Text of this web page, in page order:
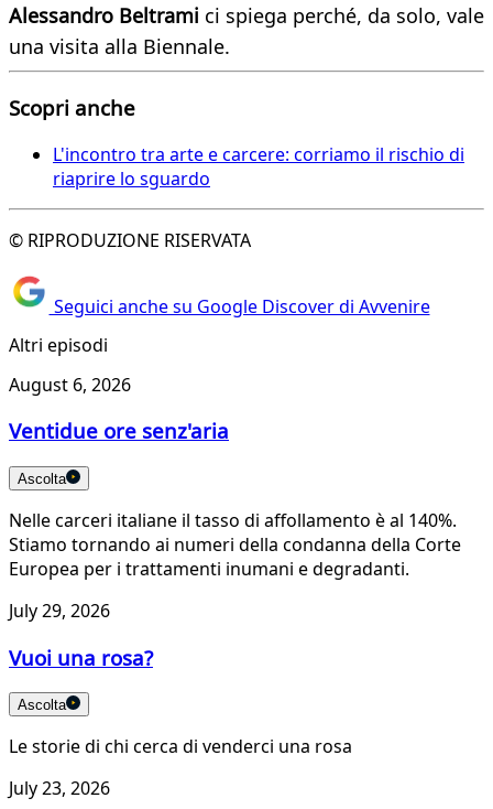
Alessandro Beltrami ci spiega perché, da solo, vale
una visita alla Biennale.
Scopri anche
L'incontro tra arte e carcere: corriamo il rischio di
riaprire lo sguardo
© RIPRODUZIONE RISERVATA
Seguici anche su Google Discover di Avvenire
Altri episodi
August 6, 2026
Ventidue ore senz'aria
Ascolta
Nelle carceri italiane il tasso di affollamento è al 140%.
Stiamo tornando ai numeri della condanna della Corte
Europea per i trattamenti inumani e degradanti.
July 29, 2026
Vuoi una rosa?
Ascolta
Le storie di chi cerca di venderci una rosa
July 23, 2026